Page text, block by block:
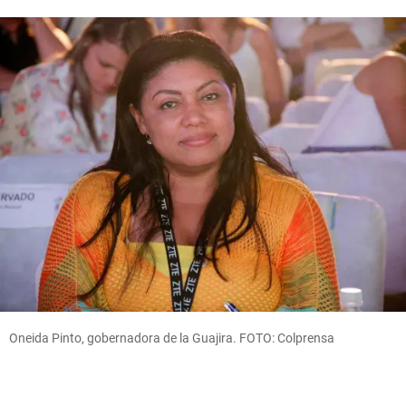
Oneida Pinto, gobernadora de la Guajira. FOTO: Colprensa